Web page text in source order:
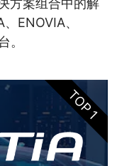
方案组合中的解
ENOVIA、
。
TOP 1